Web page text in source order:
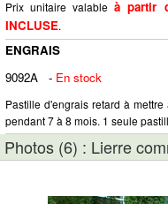
Prix unitaire valableà partir
INCLUSE.
ENGRAIS
9092A
- En stock
Pastille d'engrais retard à
pendant 7 à 8 mois. 1 seule
Photos (6) : Lierre